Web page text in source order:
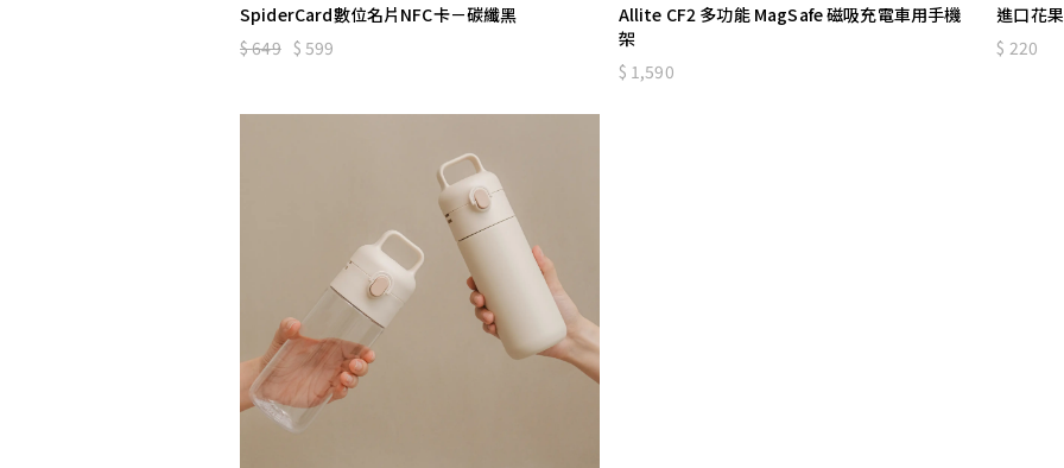
SpiderCard數位名片NFC卡－碳纖黑
649 $599
Allite CF2 多功能 MagSafe 磁吸充電車用手機
架
1,590
進口花
220